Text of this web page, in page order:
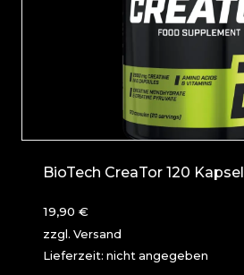
BioTech CreaTor 120 Kapsel
19,90 €
zzgl. Versand
Lieferzeit: nicht angegeben